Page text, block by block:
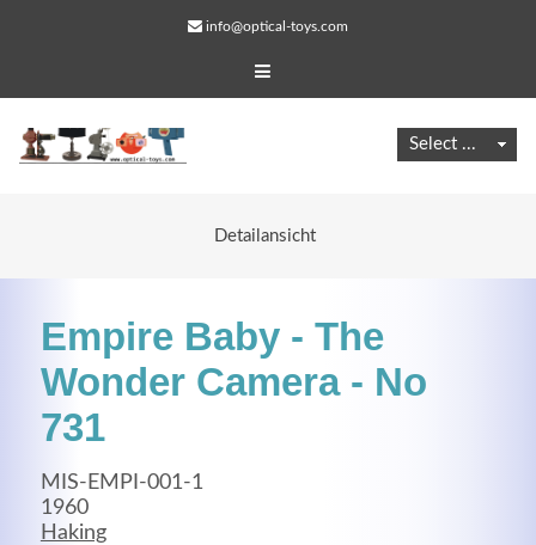
info@optical-toys.com
Detailansicht
Empire Baby - The
Wonder Camera - No
731
MIS-EMPI-001-1
1960
Haking
Lorem ipsum dolor sit amet, consectetuer adipiscing